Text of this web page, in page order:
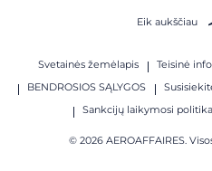
Svetainės žemėlapis
Teisinė
BENDROSIOS SĄLYGOS
Sankcijų laikymosi politika
© 2026 AEROAFFAIRES.
Eik aukščiau